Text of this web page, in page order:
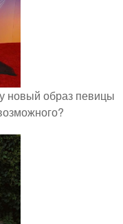
новый образ певицы